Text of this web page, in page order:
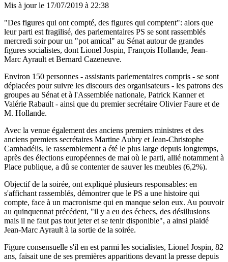
Mis à jour le 17/07/2019 à 22:38
"Des figures qui ont compté, des figures qui comptent": alors que
leur parti est fragilisé, des parlementaires PS se sont rassemblés
mercredi soir pour un "pot amical" au Sénat autour de grandes
figures socialistes, dont Lionel Jospin, François Hollande, Jean-
Marc Ayrault et Bernard Cazeneuve.
Environ 150 personnes - assistants parlementaires compris - se sont
déplacées pour suivre les discours des organisateurs - les patrons des
groupes au Sénat et à l'Assemblée nationale, Patrick Kanner et
Valérie Rabault - ainsi que du premier secrétaire Olivier Faure et de
M. Hollande.
Avec la venue également des anciens premiers ministres et des
anciens premiers secrétaires Martine Aubry et Jean-Christophe
Cambadélis, le rassemblement a été le plus large depuis longtemps,
après des élections européennes de mai où le parti, allié notamment à
Place publique, a dû se contenter de sauver les meubles (6,2%).
Objectif de la soirée, ont expliqué plusieurs responsables: en
s'affichant rassemblés, démontrer que le PS a une histoire qui
compte, face à un macronisme qui en manque selon eux. Au pouvoir
au quinquennat précédent, "il y a eu des échecs, des désillusions
mais il ne faut pas tout jeter et se tenir disponible", a ainsi plaidé
Jean-Marc Ayrault à la sortie de la soirée.
Figure consensuelle s'il en est parmi les socialistes, Lionel Jospin, 82
ans, faisait une de ses premières apparitions devant la presse depuis